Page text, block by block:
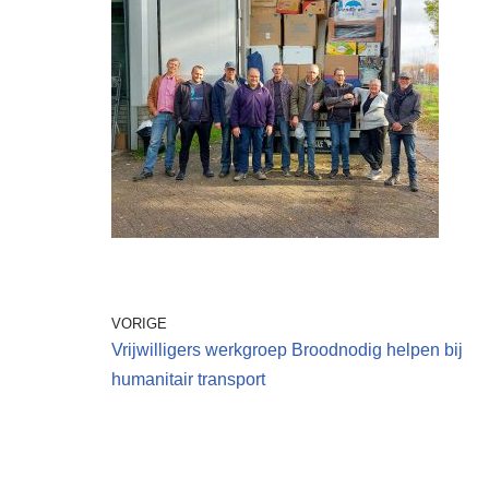
VORIGE
Vrijwilligers werkgroep Broodnodig helpen bij
humanitair transport